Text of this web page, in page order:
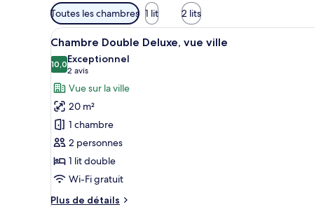
Filtres
disponibles
pour
les
chambres
Toutes les chambres 1 lit 2 lits
Afficher
toutes
les
photos
pour
ce
type
de
chambre :
Chambre
Double
Une chambre d’hôtel
7
Chambre Double Deluxe, vue ville
10,010,0 sur 10
Exceptionnel
2 avis
(2 avis)
Vue sur la ville
20 m²
1 chambre
2 personnes
1 lit double
Wi-Fi gratuit
Plus de détails
Plus